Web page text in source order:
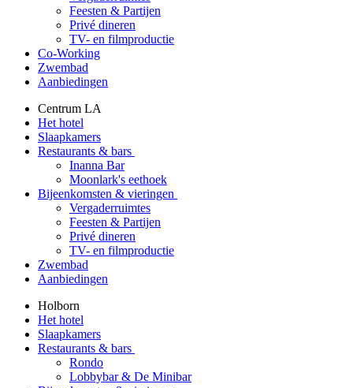
Feesten & Partijen
Privé dineren
TV- en filmproductie
Co-Working
Zwembad
Aanbiedingen
Centrum LA
Het hotel
Slaapkamers
Restaurants & bars
Inanna Bar
Moonlark's eethoek
Bijeenkomsten & vieringen
Vergaderruimtes
Feesten & Partijen
Privé dineren
TV- en filmproductie
Zwembad
Aanbiedingen
Holborn
Het hotel
Slaapkamers
Restaurants & bars
Rondo
Lobbybar & De Minibar